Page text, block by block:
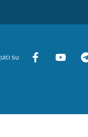
su